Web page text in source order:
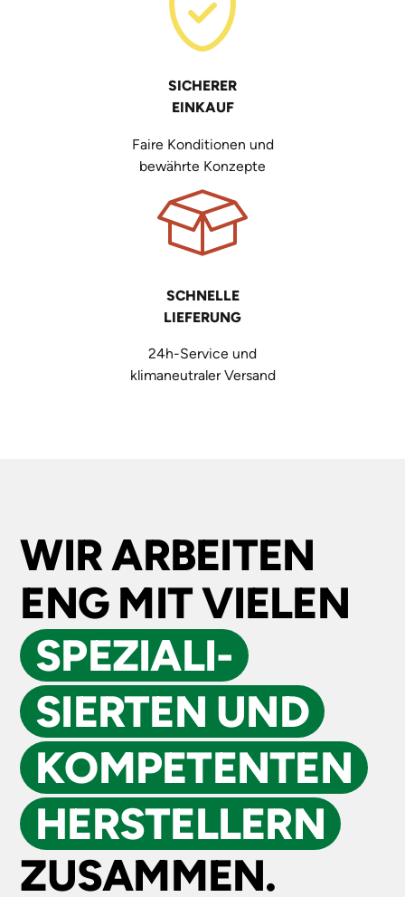
SICHERER
EINKAUF
Faire Konditionen und
bewährte Konzepte
SCHNELLE
LIEFERUNG
24h-Service und
klimaneutraler Versand
WIR ARBEITEN
ENG MIT VIELEN
SPEZIALI­
SIERTEN UND
KOMPE­TENTEN
HERSTELLERN
ZUSAMMEN.